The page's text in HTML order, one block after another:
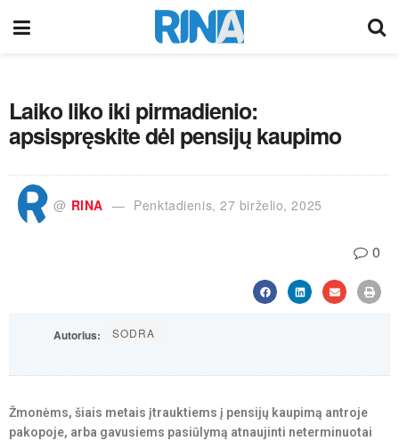
Laiko liko iki pirmadienio:
apsispręskite dėl pensijų kaupimo
@ RINA Penktadienis, 27 birželio, 2025
0
Autorius: SODRA
Žmonėms, šiais metais įtrauktiems į pensijų kaupimą antroje
pakopoje, arba gavusiems pasiūlymą atnaujinti neterminuotai